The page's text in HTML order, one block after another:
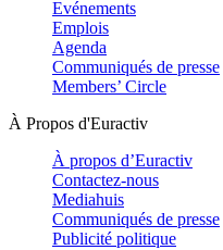
Evénements
Emplois
Agenda
Communiqués de presse
Members’ Circle
À Propos d'Euractiv
À propos d’Euractiv
Contactez-nous
Mediahuis
Communiqués de presse
Publicité politique